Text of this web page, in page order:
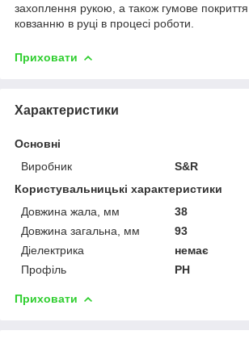
захоплення рукою, а також гумове покриття
ковзанню в руці в процесі роботи.
Приховати
Характеристики
Основні
Виробник
S&R
Користувальницькі характеристики
Довжина жала, мм
38
Довжина загальна, мм
93
Діелектрика
немає
Профіль
PH
Приховати